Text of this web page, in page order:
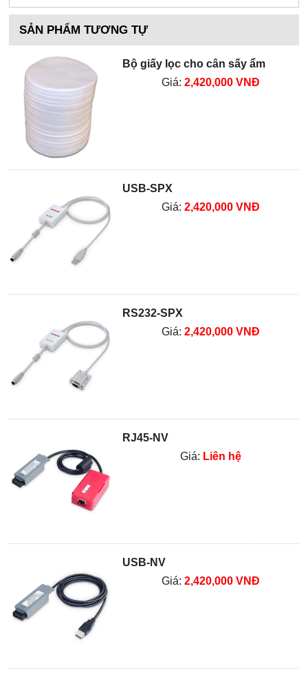
SẢN PHẨM TƯƠNG TỰ
Bộ giấy lọc cho cân sấy ẩm
Giá: 2,420,000 VNĐ
USB-SPX
Giá: 2,420,000 VNĐ
RS232-SPX
Giá: 2,420,000 VNĐ
RJ45-NV
Giá: Liên hệ
USB-NV
Giá: 2,420,000 VNĐ